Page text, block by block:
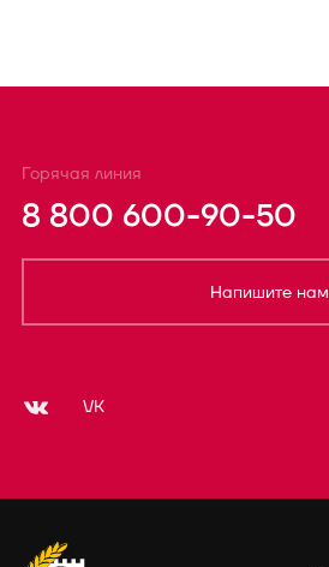
Горячая линия
8 800 600-90-50
Напишите нам
VK